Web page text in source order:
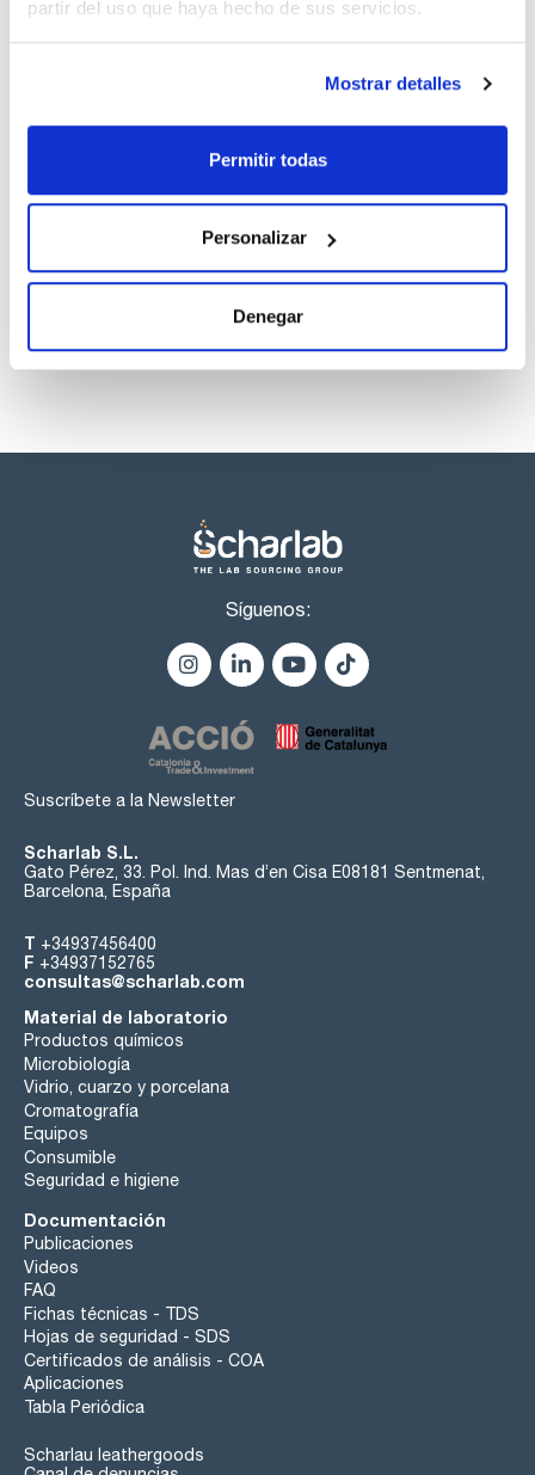
partir del uso que haya hecho de sus servicios.
Mostrar detalles
Permitir todas
Personalizar
Denegar
Ver stock
Disolvente Envase Volumen
Conc.
10 ug/ml
CAS
[1163-19-5]
BDE20901ZT
x10mL
Comprar
Síguenos:
Suscríbete a la Newsletter
Scharlab S.L.
Gato Pérez, 33. Pol. Ind. Mas d’en Cisa E08181 Sentmenat,
Barcelona, España
T +34937456400
F +34937152765
consultas@scharlab.com
Material de laboratorio
Productos químicos
Microbiología
Vidrio, cuarzo y porcelana
Cromatografía
Equipos
Consumible
Seguridad e higiene
Documentación
Publicaciones
Videos
FAQ
Fichas técnicas - TDS
Hojas de seguridad - SDS
Certificados de análisis - COA
Aplicaciones
Tabla Periódica
Scharlau leathergoods